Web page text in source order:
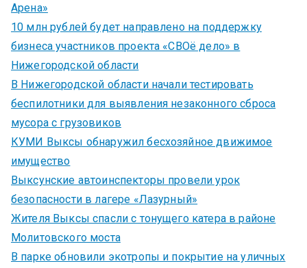
Арена»
10 млн рублей будет направлено на поддержку
бизнеса участников проекта «СВОё дело» в
Нижегородской области
В Нижегородской области начали тестировать
беспилотники для выявления незаконного сброса
мусора с грузовиков
КУМИ Выксы обнаружил бесхозяйное движимое
имущество
Выксунские автоинспекторы провели урок
безопасности в лагере «Лазурный»
Жителя Выксы спасли с тонущего катера в районе
Молитовского моста
В парке обновили экотропы и покрытие на уличных